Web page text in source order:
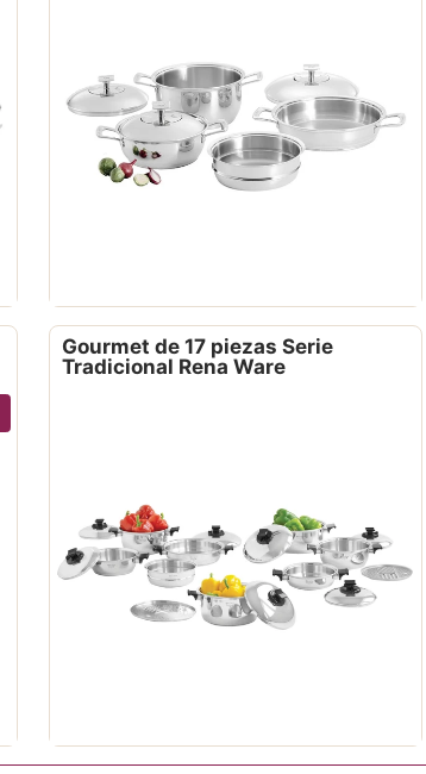
Gourmet de 17 piezas Serie
Tradicional Rena Ware